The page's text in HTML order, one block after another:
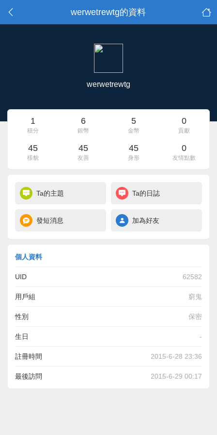
werwetrewtg的資料
werwetrewtg
1
積分
6
銀幣
5
金幣
0
貢獻
45
樣貌
45
友善
45
身形
0
友情點數
Ta的主題 Ta的日誌
發短消息 加為好友
個人資料
UID 62582
用戶組 窮鬼
性別 保密
生日 -
註冊時間 2015-6-28 23:36
最後訪問 2015-6-29 00:17